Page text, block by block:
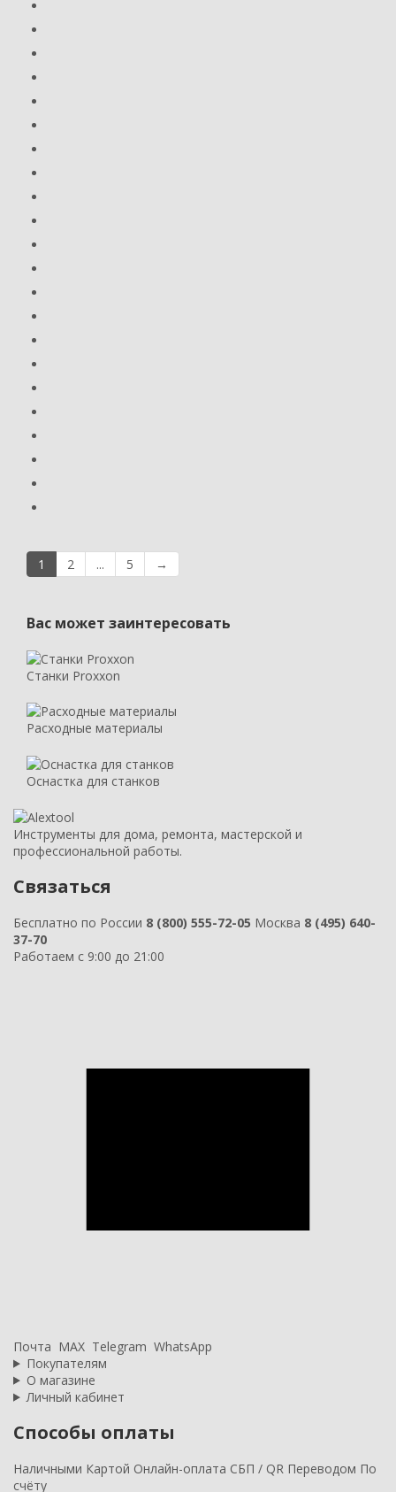
1 2 ... 5 →
Вас может заинтересовать
Станки Proxxon
Расходные материалы
Оснастка для станков
Инструменты для дома, ремонта, мастерской и
профессиональной работы.
Связаться
Бесплатно по России 8 (800) 555-72-05 Москва 8 (495) 640-
37-70
Работаем с 9:00 до 21:00
Почта MAX Telegram WhatsApp
Покупателям
О магазине
Личный кабинет
Способы оплаты
Наличными Картой Онлайн-оплата СБП / QR Переводом По
счёту